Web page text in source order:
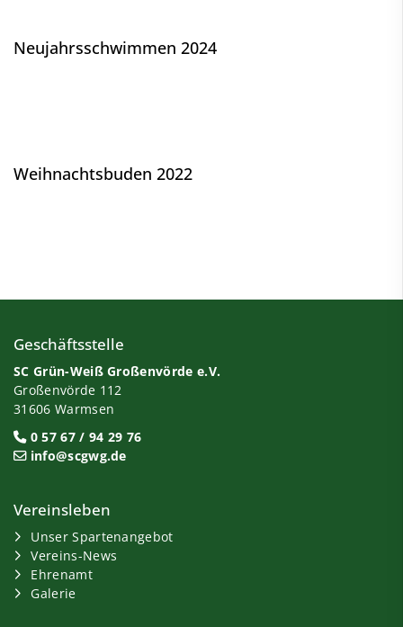
Neujahrsschwimmen 2024
Weihnachtsbuden 2022
Geschäftsstelle
SC Grün-Weiß Großenvörde e.V.
Großenvörde 112
31606 Warmsen
0 57 67 / 94 29 76
info@scgwg.de
Vereinsleben
Unser Spartenangebot
Vereins-News
Ehrenamt
Galerie